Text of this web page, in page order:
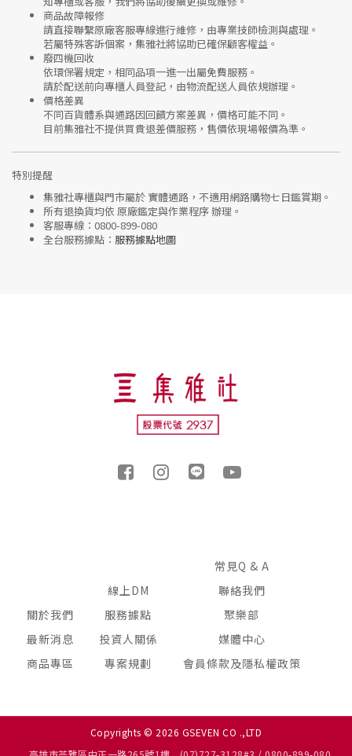
商品故障報修
請直接聯繫原廠客服專線進行維修，由專業技師檢測與處理。
若屬特殊客訴個案，集雅社將協助已確保顧客權益。
廢四機回收
依環保署規定，相同品項一進一出屬免費服務。
請於配送前向專櫃人員登記，由物流配送人員依規辦理。
價格差異
不同百貨體系與通路因回饋方案差異，價格可能不同。
目前集雅社不提供買貴退差價服務 ，售價依現場報價為準。
特別提醒
集雅社專櫃與門市屬於 實體通路，不適用網路購物七日鑑賞期 。
所有退換貨均依 原廠鑑定與作業程序辦理。
客服專線： 0800-899-080
全台服務據點： 服務據點地圖
關於我們
最新消息
商品專區
線上DM
服務據點
投資人關係
專案規劃
常見Q & A
聯絡我們
聚樂部
媒體中心
會員條款及隱私權政策
Copyrights © 2026 GSEVEN CO .,LTD